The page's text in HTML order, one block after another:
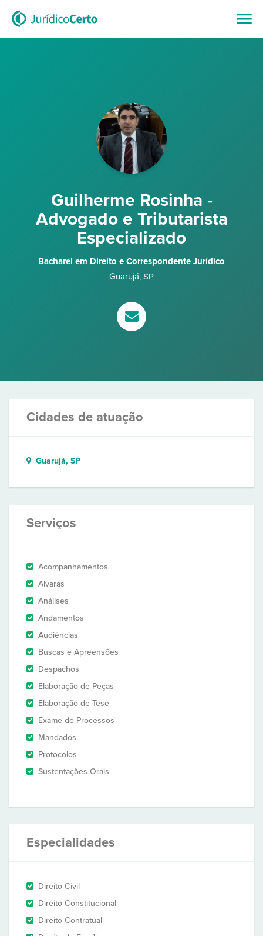
Guilherme Rosinha -
Advogado e Tributarista
Especializado
Bacharel em Direito e Correspondente Jurídico
Guarujá, SP
Cidades de atuação
Guarujá, SP
Serviços
Acompanhamentos
Alvarás
Análises
Andamentos
Audiências
Buscas e Apreensões
Despachos
Elaboração de Peças
Elaboração de Tese
Exame de Processos
Mandados
Protocolos
Sustentações Orais
Especialidades
Direito Civil
Direito Constitucional
Direito Contratual